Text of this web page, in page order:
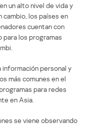
un alto nivel de vida y
cambio, los países en
cuentan con
los programas
personal y
más comunes en el
para redes
en Asia.
se viene observando